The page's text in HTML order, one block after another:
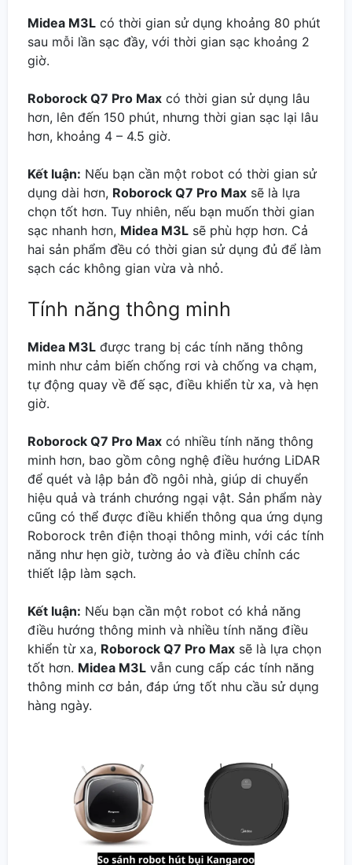
Midea M3L có thời gian sử dụng khoảng 80 phút
sau mỗi lần sạc đầy, với thời gian sạc khoảng 2
giờ.
Roborock Q7 Pro Max có thời gian sử dụng lâu
hơn, lên đến 150 phút, nhưng thời gian sạc lại lâu
hơn, khoảng 4 – 4.5 giờ.
Kết luận: Nếu bạn cần một robot có thời gian sử
dụng dài hơn, Roborock Q7 Pro Max sẽ là lựa
chọn tốt hơn. Tuy nhiên, nếu bạn muốn thời gian
sạc nhanh hơn, Midea M3L sẽ phù hợp hơn. Cả
hai sản phẩm đều có thời gian sử dụng đủ để làm
sạch các không gian vừa và nhỏ.
Tính năng thông minh
Midea M3L được trang bị các tính năng thông
minh như cảm biến chống rơi và chống va chạm,
tự động quay về đế sạc, điều khiển từ xa, và hẹn
giờ.
Roborock Q7 Pro Max có nhiều tính năng thông
minh hơn, bao gồm công nghệ điều hướng LiDAR
để quét và lập bản đồ ngôi nhà, giúp di chuyển
hiệu quả và tránh chướng ngại vật. Sản phẩm này
cũng có thể được điều khiển thông qua ứng dụng
Roborock trên điện thoại thông minh, với các tính
năng như hẹn giờ, tường ảo và điều chỉnh các
thiết lập làm sạch.
Kết luận: Nếu bạn cần một robot có khả năng
điều hướng thông minh và nhiều tính năng điều
khiển từ xa, Roborock Q7 Pro Max sẽ là lựa chọn
tốt hơn. Midea M3L vẫn cung cấp các tính năng
thông minh cơ bản, đáp ứng tốt nhu cầu sử dụng
hàng ngày.